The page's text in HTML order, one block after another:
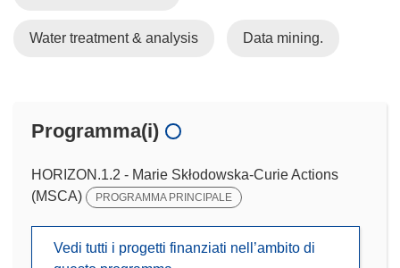
Water treatment & analysis Data mining.
Programma(i)
HORIZON.1.2 - Marie Skłodowska-Curie Actions
(MSCA)
PROGRAMMA PRINCIPALE
Vedi tutti i progetti finanziati nell’ambito di